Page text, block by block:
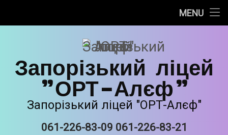
MENU
Прозорість та інформаційна відкритість
Безпечне освітнє середовище
Освітня діяльність
Запорізький ліцей
"ОРТ-Алєф"
Запорізький ліцей "ОРТ-Алєф"
061-226-83-09 061-226-83-21